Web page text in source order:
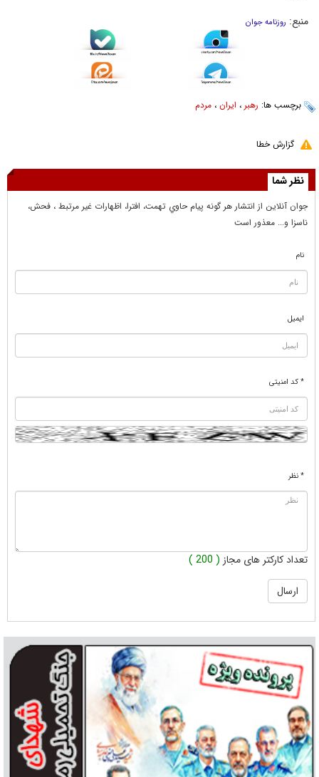
منبع: روزنامه جوان
برچسب ها: رهبر ، ایران ، مردم
گزارش خطا
نظر شما
جوان آنلاين از انتشار هر گونه پيام حاوي تهمت، افترا، اظهارات غير مرتبط ، فحش،
ناسزا و... معذور است
نام
ایمیل
* کد امنیتی
* نظر
تعداد کارکتر های مجاز ( 200 )